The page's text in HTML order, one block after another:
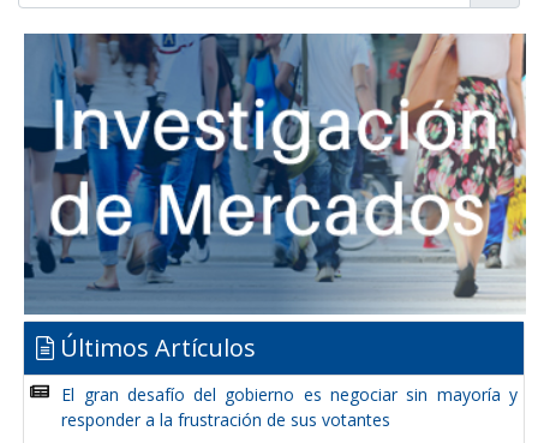
Últimos Artículos
El gran desafío del gobierno es negociar sin mayoría y
responder a la frustración de sus votantes